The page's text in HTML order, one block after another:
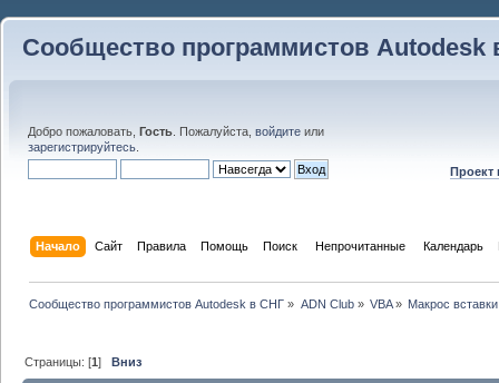
Сообщество программистов Autodesk
Добро пожаловать, Гость . Пожалуйста, войдите или
зарегистрируйтесь
Проект
Начало Сайт Правила Помощь Поиск Непрочитанные Календарь
Сообщество программистов Autodesk в СНГ » ADN Club» VBA» Макрос
Страницы: [1]Вниз